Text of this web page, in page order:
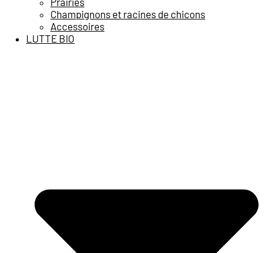
Champignons et racines de chicons
Accessoires
LUTTE BIO